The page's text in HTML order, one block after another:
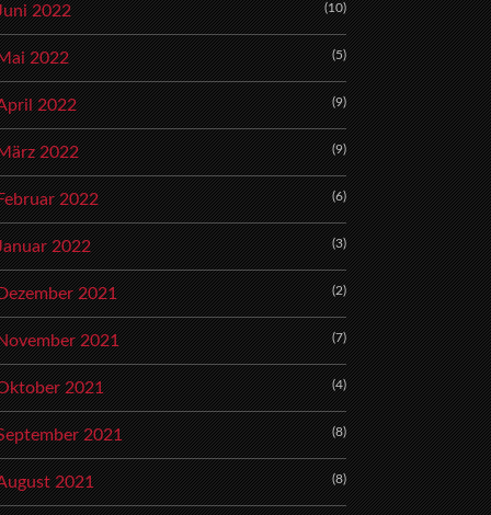
2022 (10)
2022 (5)
2022 (9)
2022 (9)
2022 (6)
2022 (3)
2021 (2)
2021 (7)
2021 (4)
2021 (8)
2021 (8)